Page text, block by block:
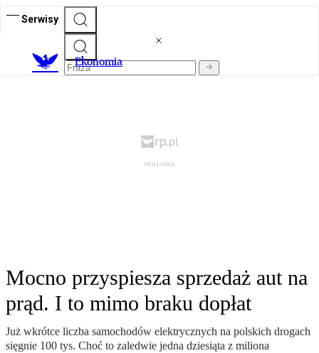
Serwisy
Ekonomia
Mocno przyspiesza sprzedaż aut na
prąd. I to mimo braku dopłat
Już wkrótce liczba samochodów elektrycznych na polskich drogach
sięgnie 100 tys. Choć to zaledwie jedna dziesiąta z miliona